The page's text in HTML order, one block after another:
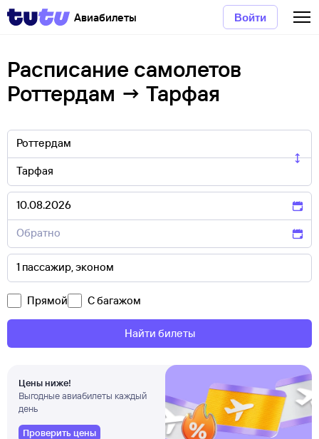
Авиабилеты Войти
Расписание самолетов
Роттердам → Тарфая
Прямой С багажом
Найти билеты
Цены ниже!
Выгодные авиабилеты каждый
день
Проверить цены